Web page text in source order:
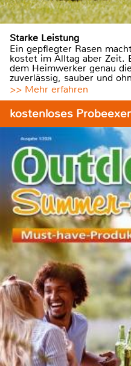
Starke Leistung
Ein gepflegter Rasen
kostet im Alltag aber Zeit.
dem Heimwerker genau
zuverlässig, sauber und
>> Mehr erfahren
kostenloses